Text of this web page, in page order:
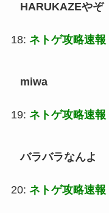
HARUKAZEやぞ
18: ネトゲ攻略速報
miwa
19: ネトゲ攻略速報
バラバラなんよ
20: ネトゲ攻略速報